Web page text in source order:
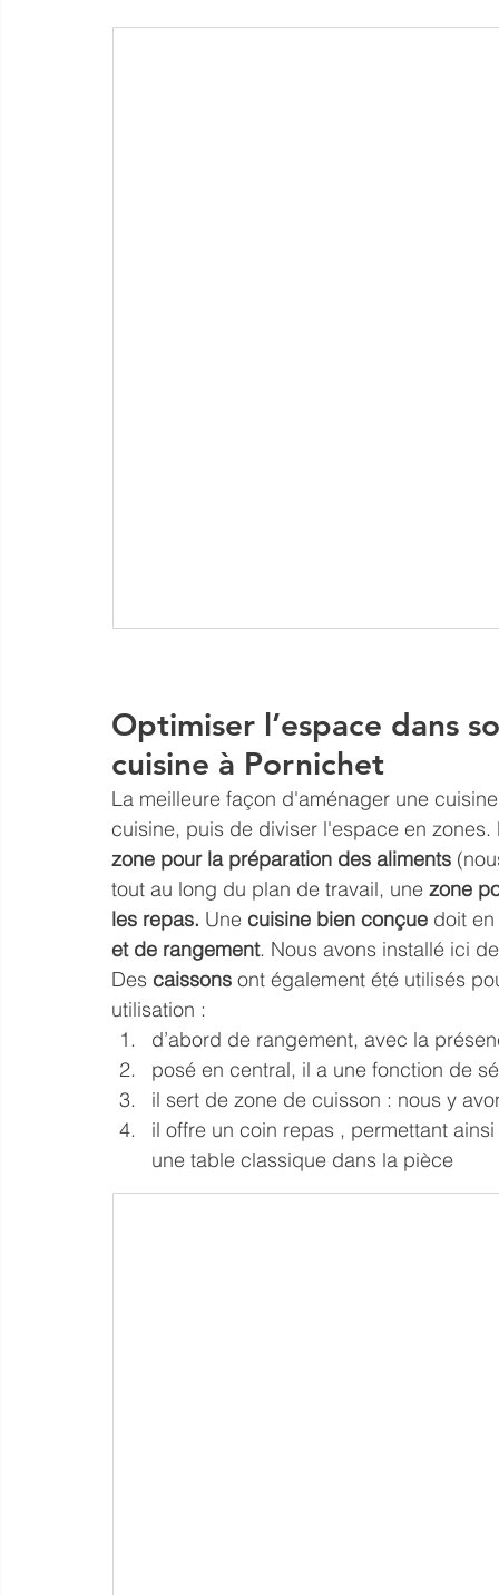
Optimiser l’espace dans
cuisine à Pornichet
La meilleure façon d'aménager une cuisine
cuisine, puis de diviser l'espace en
zone pour la préparation des aliments
tout au long du plan de travail, une zone
les repas. Une cuisine bien conçue doit
et de rangement. Nous avons installé ici
Des caissons ont également été utilisés
utilisation :
d’abord de rangement, avec la
posé en central, il a une fonction de
il sert de zone de cuisson : nous y
il offre un coin repas , permettant
une table classique dans la pièce